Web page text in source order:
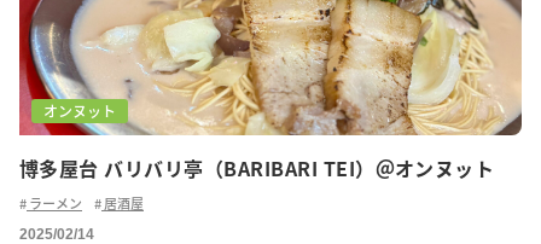
博多屋台 バリバリ亭（BARIBARI TEI）＠オンヌット
オンヌット
ラーメン 居酒屋
2025/02/14